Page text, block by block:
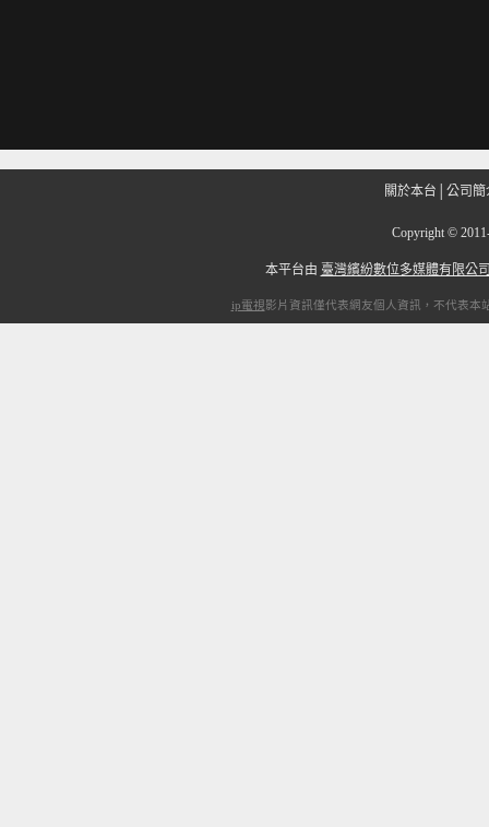
關於本台 公司簡
Copyright ©
本平台由 臺灣繽紛數位多媒體有限公
ip電視影片資訊僅代表網友個人資訊，不代表本